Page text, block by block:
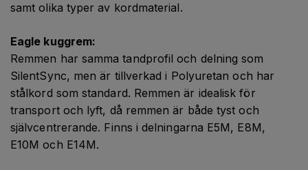
samt olika typer av kordmaterial.
Eagle kuggrem:
Remmen har samma tandprofil och delning som
SilentSync, men är tillverkad i Polyuretan och har
stålkord som standard. Remmen är idealisk för
transport och lyft, då remmen är både tyst och
självcentrerande. Finns i delningarna E5M, E8M,
E10M och E14M.